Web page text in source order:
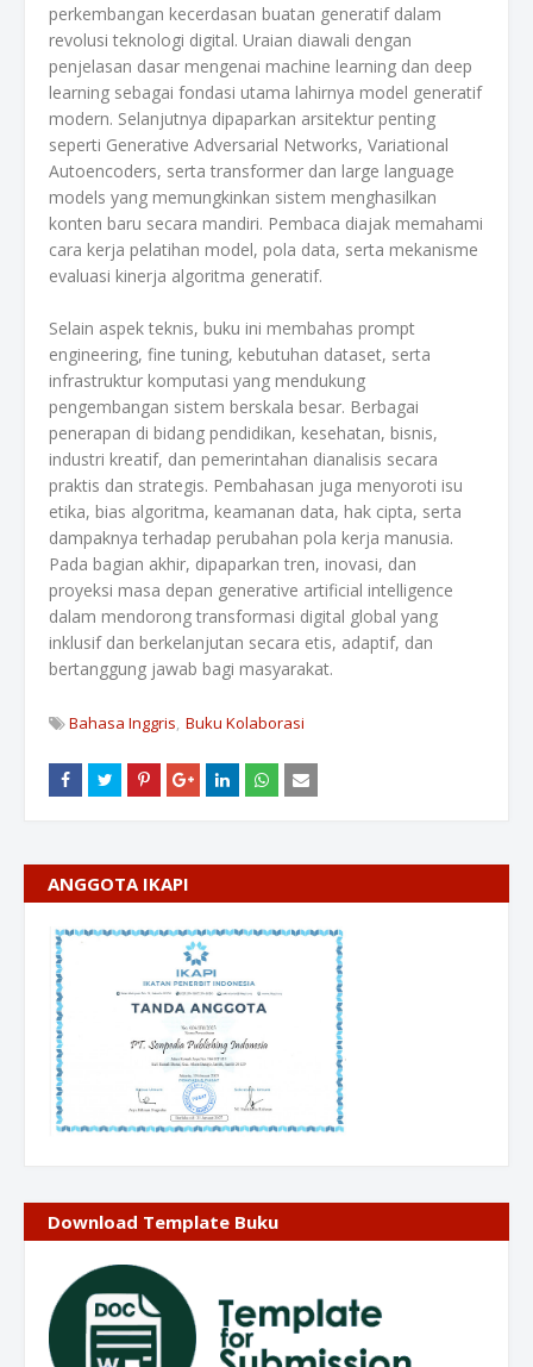
perkembangan kecerdasan buatan generatif dalam
revolusi teknologi digital. Uraian diawali dengan
penjelasan dasar mengenai machine learning dan deep
learning sebagai fondasi utama lahirnya model generatif
modern. Selanjutnya dipaparkan arsitektur penting
seperti Generative Adversarial Networks, Variational
Autoencoders, serta transformer dan large language
models yang memungkinkan sistem menghasilkan
konten baru secara mandiri. Pembaca diajak memahami
cara kerja pelatihan model, pola data, serta mekanisme
evaluasi kinerja algoritma generatif.
Selain aspek teknis, buku ini membahas prompt
engineering, fine tuning, kebutuhan dataset, serta
infrastruktur komputasi yang mendukung
pengembangan sistem berskala besar. Berbagai
penerapan di bidang pendidikan, kesehatan, bisnis,
industri kreatif, dan pemerintahan dianalisis secara
praktis dan strategis. Pembahasan juga menyoroti isu
etika, bias algoritma, keamanan data, hak cipta, serta
dampaknya terhadap perubahan pola kerja manusia.
Pada bagian akhir, dipaparkan tren, inovasi, dan
proyeksi masa depan generative artificial intelligence
dalam mendorong transformasi digital global yang
inklusif dan berkelanjutan secara etis, adaptif, dan
bertanggung jawab bagi masyarakat.
Bahasa Inggris Buku Kolaborasi
ANGGOTA IKAPI
Download Template Buku